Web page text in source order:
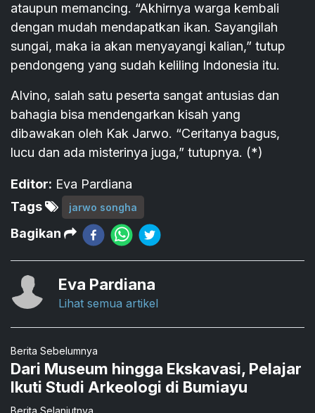
ataupun memancing. “Akhirnya warga kembali
dengan mudah mendapatkan ikan. Sayangilah
sungai, maka ia akan menyayangi kalian,” tutup
pendongeng yang sudah keliling Indonesia itu.
Alvino, salah satu peserta sangat antusias dan
bahagia bisa mendengarkan kisah yang
dibawakan oleh Kak Jarwo. “Ceritanya bagus,
lucu dan ada misterinya juga,” tutupnya. (*)
Editor: Eva Pardiana
Tags
jarwo songha
Bagikan
Eva Pardiana
Lihat semua artikel
Berita Sebelumnya
Dari Museum hingga Ekskavasi, Pelajar
Ikuti Studi Arkeologi di Bumiayu
Berita Selanjutnya